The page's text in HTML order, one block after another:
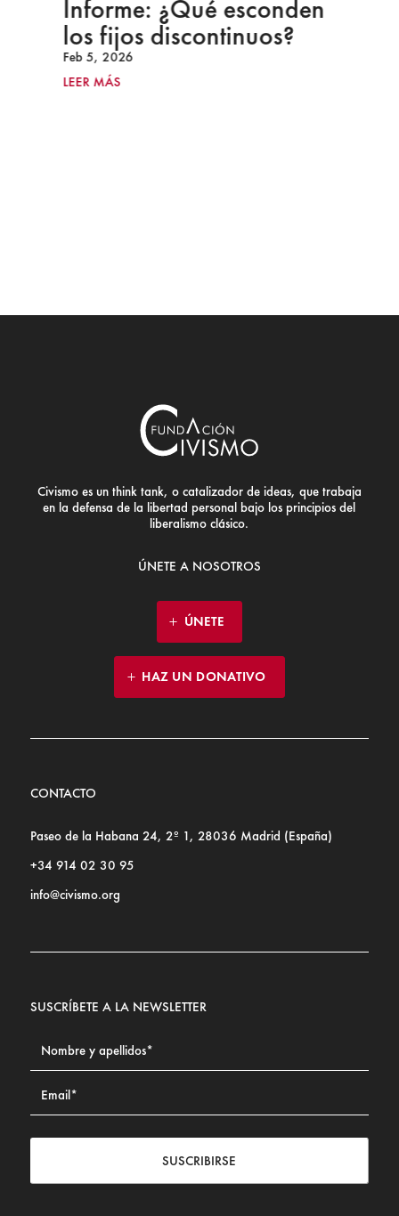
Informe: ¿Qué esconden
los fijos discontinuos?
Feb 5, 2026
LEER MÁS
Civismo es un think tank, o catalizador de ideas, que trabaja
en la defensa de la libertad personal bajo los principios del
liberalismo clásico.
ÚNETE A NOSOTROS
ÚNETE
HAZ UN DONATIVO
CONTACTO
Paseo de la Habana 24, 2º 1, 28036 Madrid (España)
+34 914 02 30 95
info@civismo.org
SUSCRÍBETE A LA NEWSLETTER
SUSCRIBIRSE